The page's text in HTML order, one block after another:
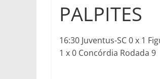
PALPITES
16:30 Juventus-SC 0 x 1
1 x 0 Concórdia Rodada 9